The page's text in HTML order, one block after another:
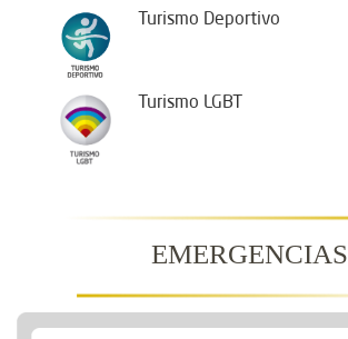
Turismo Deportivo
Turismo LGBT
EMERGENCIAS